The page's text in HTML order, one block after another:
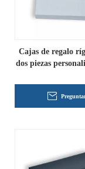
Cajas de regalo
dos piezas